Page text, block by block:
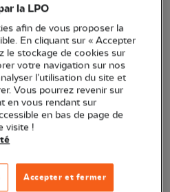
au panier
sécurisée
la LPO
afin de vous proposer la
En cliquant sur « Accepter
le stockage de cookies sur
votre navigation sur nos
l’utilisation du site et
Vous pourrez revenir sur
en vous rendant sur
en bas de page de
visite !
Accepter et fermer